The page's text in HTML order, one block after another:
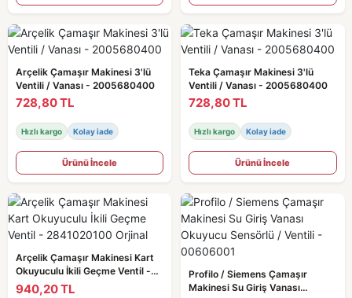
Arçelik Çamaşır Makinesi 3'lü
Ventili / Vanası - 2005680400
728,80 TL
Hızlı kargo Kolay iade
Ürünü İncele
Teka Çamaşır Makinesi 3'lü
Ventili / Vanası - 2005680400
728,80 TL
Hızlı kargo Kolay iade
Ürünü İncele
Arçelik Çamaşır Makinesi Kart
Okuyuculu İkili Geçme Ventil -
2841020100 Orjinal
940,20 TL
Profilo / Siemens Çamaşır
Makinesi Su Giriş Vanası